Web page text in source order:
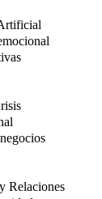
Relaciones